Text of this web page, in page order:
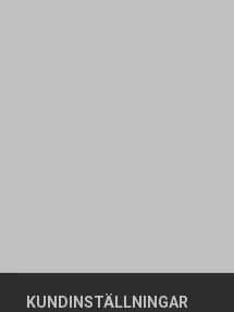
KUNDINSTÄLLNINGAR
Företagskund / Privatkund
Allmänna försäljningsvillkor
Butiker
Om oss